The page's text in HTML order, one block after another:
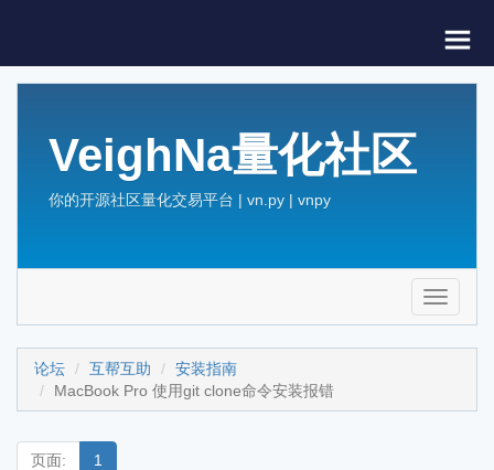
VeighNa量化社区
你的开源社区量化交易平台 | vn.py | vnpy
Toggle
论坛 互帮互助
安装指南
MacBook Pro 使用git clone命令安装报错
页面: 1